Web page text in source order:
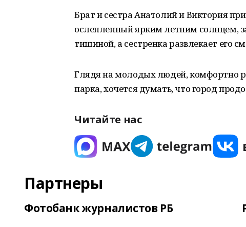
Брат и сестра Анатолий и Виктория
ослепленный ярким летним солнцем,
тишиной, а сестренка развлекает его
Глядя на молодых людей, комфортно
парка, хочется думать, что город
Читайте нас
Партнеры
Фотобанк журналистов РБ